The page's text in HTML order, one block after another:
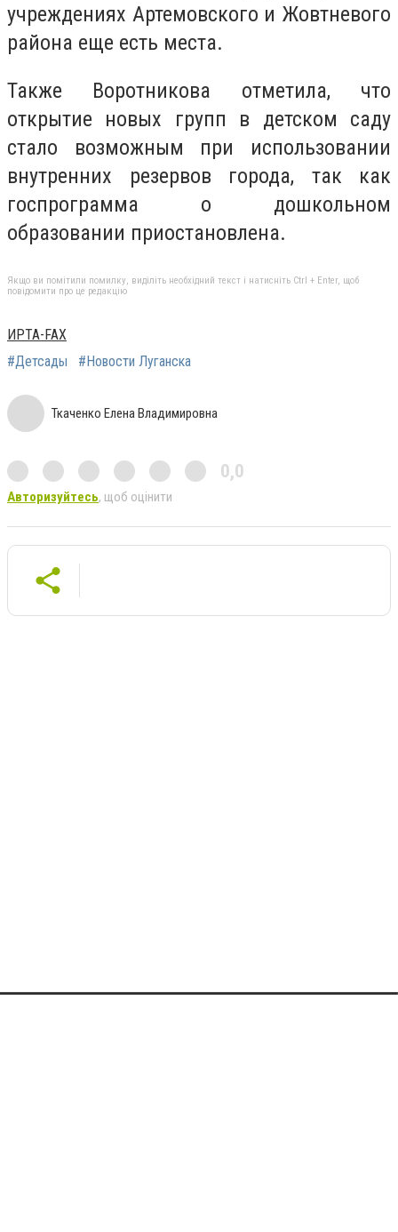
учреждениях Артемовского и Жовтневого
района еще есть места.
Также Воротникова отметила, что
открытие новых групп в детском саду
стало возможным при использовании
внутренних резервов города, так как
госпрограмма о дошкольном
образовании приостановлена.
Якщо ви помітили помилку, виділіть необхідний текст і натисніть Ctrl + Enter, щоб
повідомити про це редакцію
ИРТА-FAX
#Детсады
#Новости Луганска
Ткаченко Елена Владимировна
0,0
Авторизуйтесь, щоб оцінити